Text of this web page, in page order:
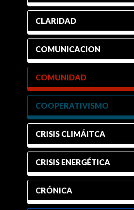
CLARIDAD
COMUNICACION
COMUNIDAD
COOPERATIVISMO
CRISIS CLIMÁITCA
CRISIS ENERGÉTICA
CRÓNICA